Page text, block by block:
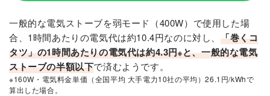
一般的な電気ストーブを弱モード（400W）で使用した場
合、1時間あたりの電気代は約10.4円なのに対し、 「巻くコ
タツ」の1時間あたりの電気代は約4.3円※と、一般的な電気
ストーブの半額以下で済むようです。
※160W・電気料金単価（全国平均 大手電力10社の平均）26.1円/kWhで
算出した場合。